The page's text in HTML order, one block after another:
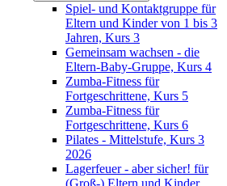
Spiel- und Kontaktgruppe für
Eltern und Kinder von 1 bis 3
Jahren, Kurs 3
Gemeinsam wachsen - die
Eltern-Baby-Gruppe, Kurs 4
Zumba-Fitness für
Fortgeschrittene, Kurs 5
Zumba-Fitness für
Fortgeschrittene, Kurs 6
Pilates - Mittelstufe, Kurs 3
2026
Lagerfeuer - aber sicher! für
(Groß-) Eltern und Kinder